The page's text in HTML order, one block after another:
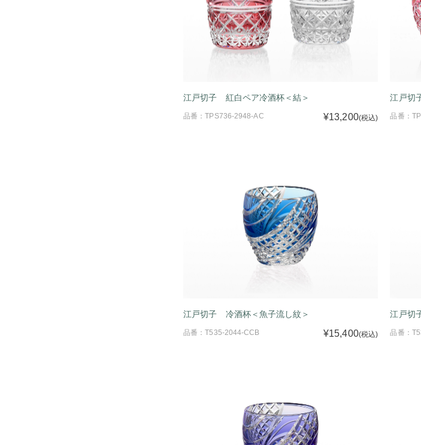
江戸切子 紅白ペア冷酒杯＜結＞
品番：TPS736-2948-AC ¥13,200(税込)
江戸切
品番：
江戸切子 冷酒杯＜魚子流し紋＞
品番：T535-2044-CCB ¥15,400(税込)
江戸切
品番：